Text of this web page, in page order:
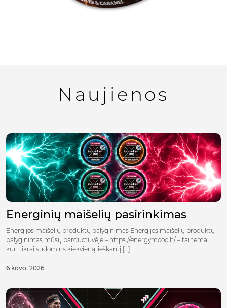
Naujienos
Energinių maišelių pasirinkimas
Energijos maišelių produktų palyginimas Energijos maišelių produktų
palyginimas mūsų parduotuvėje – https://energymood.lt/ – tai tema,
kuri tikrai sudomins kiekvieną, ieškantį […]
6 kovo, 2026